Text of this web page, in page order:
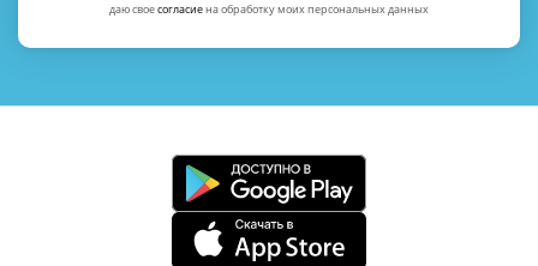
даю своесогласиена обработку моих персональных данных